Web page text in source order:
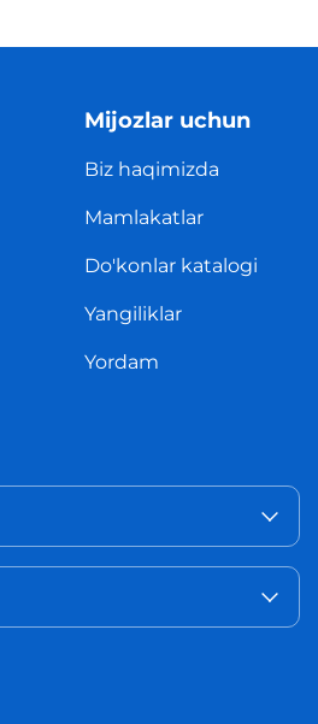
Mijozlar uchun
Biz haqimizda
Mamlakatlar
Do'konlar katalogi
Yangiliklar
Yordam